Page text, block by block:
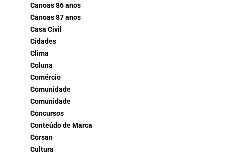
Canoas 86 anos
Canoas 87 anos
Casa Civil
Cidades
Clima
Coluna
Comércio
Comunidade
Comunidade
Concursos
Conteúdo de Marca
Corsan
Cultura